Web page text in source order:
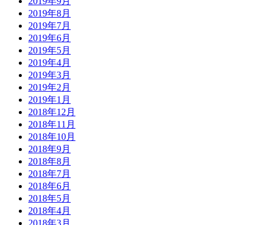
2019年8月
2019年7月
2019年6月
2019年5月
2019年4月
2019年3月
2019年2月
2019年1月
2018年12月
2018年11月
2018年10月
2018年9月
2018年8月
2018年7月
2018年6月
2018年5月
2018年4月
2018年3月